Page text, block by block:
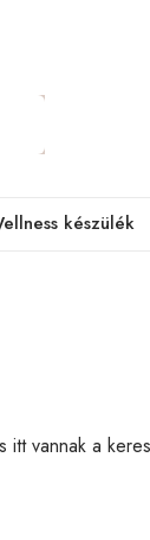
készülék
itt vannak a